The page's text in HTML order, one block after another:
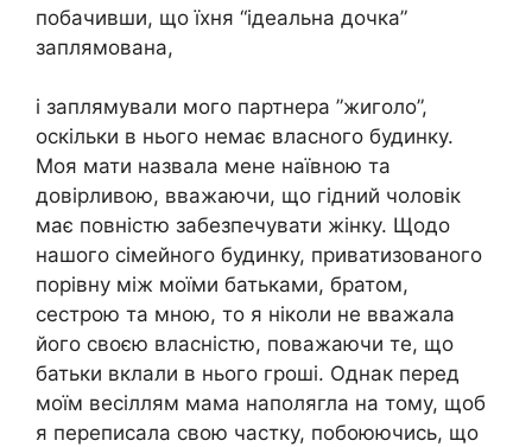
побачивши, що їхня “ідеальна дочка”
заплямована,
і заплямували мого партнера ”жиголо”,
оскільки в нього немає власного будинку.
Моя мати назвала мене наївною та
довірливою, вважаючи, що гідний чоловік
має повністю забезпечувати жінку. Щодо
нашого сімейного будинку, приватизованого
порівну між моїми батьками, братом,
сестрою та мною, то я ніколи не вважала
його своєю власністю, поважаючи те, що
батьки вклали в нього гроші. Однак перед
моїм весіллям мама наполягла на тому, щоб
я переписала свою частку, побоюючись, що